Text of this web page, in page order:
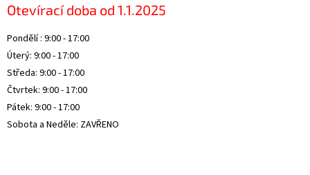
Otevírací doba od 1.1.2025
Pondělí : 9:00 - 17:00
Úterý: 9:00 - 17:00
Středa: 9:00 - 17:00
Čtvrtek: 9:00 - 17:00
Pátek: 9:00 - 17:00
Sobota a Neděle: ZAVŘENO